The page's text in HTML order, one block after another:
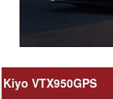
Kiyo VTX950GPS